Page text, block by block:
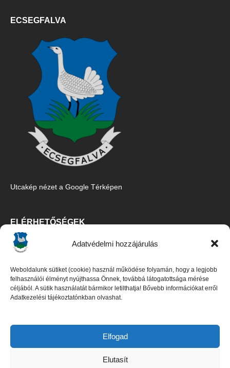
Adatvédelmi hozzájárulás
Weboldalunk sütiket (cookie) használ működése folyamán, hogy a legjobb
felhasználói élményt nyújthassa Önnek, továbbá látogatottsága mérése
céljából. A sütik használatát bármikor letilthatja! Bővebb információkat erről
Adatkezelési tájékoztatónkban olvashat.
Elfogad
Elutasít
ECSEGFALVA
Utcakép nézet a Google Térképen
ELÉRHETŐSÉGEK
Ecsegfalva Község Önkormányzata
5515 Ecsegfalva, Fő u. 67.
Tel/Fax:06-30/427-5091,06-66/487-100
E-mail:titkarsag@ecsegfalva.hu
06-66/483-100